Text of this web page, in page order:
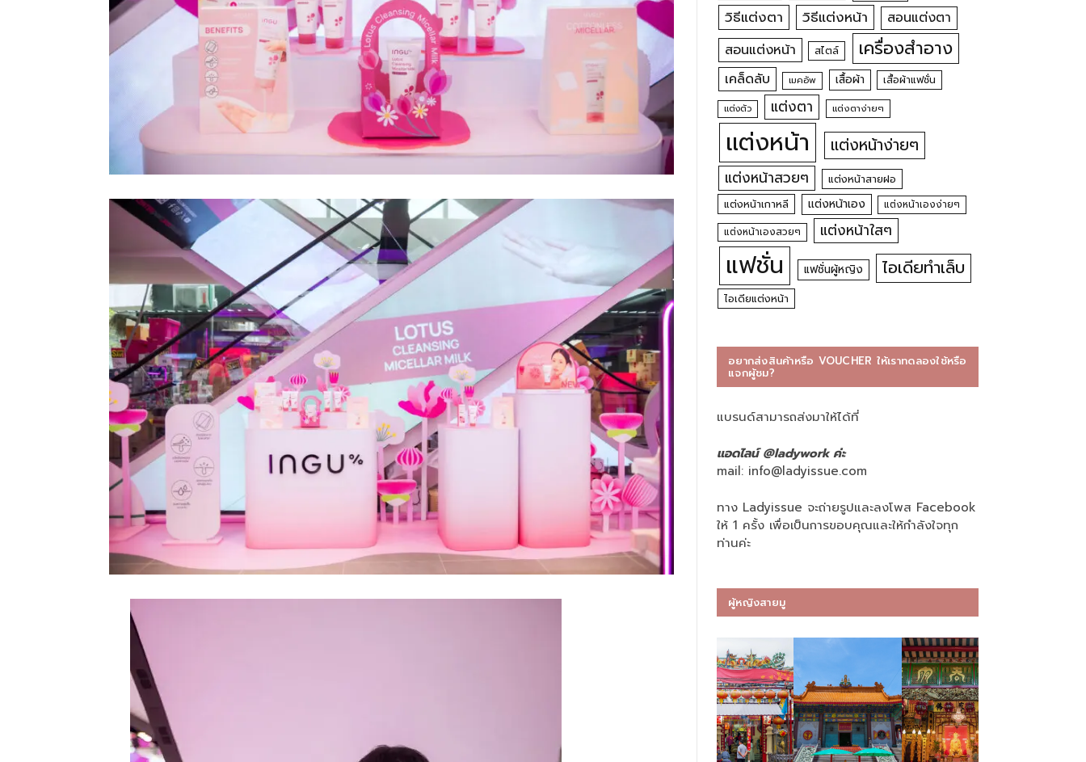
วิธีแต่งตา วิธีแต่งหน้า สอนแต่งตา
สอนแต่งหน้า สไตล์ เครื่องสำอาง
เคล็ดลับ เมคอัพ เสื้อผ้า เสื้อผ้าแฟชั่น
แต่งตัว แต่งตา แต่งตาง่ายๆ
แต่งหน้า แต่งหน้าง่ายๆ
แต่งหน้าสวยๆ
แต่งหน้าสายฝอ
แต่งหน้าเกาหลี
แต่งหน้าเอง
แต่งหน้าเองง่ายๆ
แต่งหน้าเองสวยๆ
แต่งหน้าใสๆ
แฟชั่น แฟชั่นผู้หญิง ไอเดียทำเล็บ
ไอเดียแต่งหน้า
อยากส่งสินค้าหรือ VOUCHER ให้เราทดลองใช้หรือ
แจกผู้ชม?
แบรนด์สามารถส่งมาให้ได้ที่
แอดไลน์ @ladywork ค่ะ
mail: info@ladyissue.com
ทาง Ladyissue จะถ่ายรูปและลงโพส Facebook
ให้ 1 ครั้ง เพื่อเป็นการขอบคุณและให้กำลังใจทุก
ท่านค่ะ
ผู้หญิงสายมู